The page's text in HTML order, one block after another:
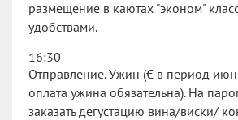
размещение в каютах "эконом"
удобствами.
16:30
Отправление. Ужин (€ в период
оплата ужина обязательна). На
заказать дегустацию вина/виски/